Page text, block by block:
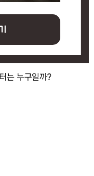
는 누구일까?